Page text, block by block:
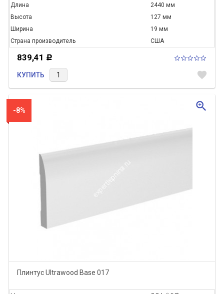
Длина
2440 мм
Высота
127 мм
Ширина
19 мм
Страна производитель
США
839,41 Р
КУПИТЬ favorite
-8%
Плинтус Ultrawood Base 017
zoom_in